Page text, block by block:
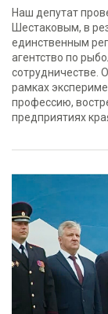
Наш депутат
Шестаковым, в
единственным
агентство по
сотрудничестве.
рамках
профессию,
предприятиях